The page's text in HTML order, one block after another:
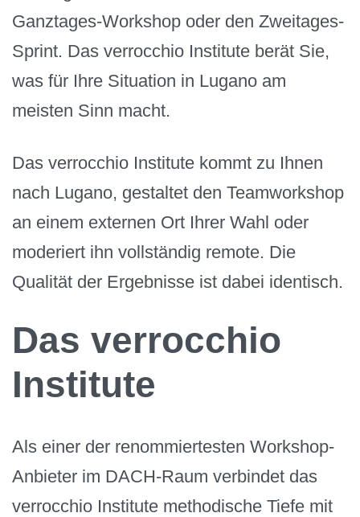
Ganztages-Workshop oder den Zweitages-
Sprint. Das verrocchio Institute berät Sie,
was für Ihre Situation in Lugano am
meisten Sinn macht.
Das verrocchio Institute kommt zu Ihnen
nach Lugano, gestaltet den Teamworkshop
an einem externen Ort Ihrer Wahl oder
moderiert ihn vollständig remote. Die
Qualität der Ergebnisse ist dabei identisch.
Das verrocchio
Institute
Als einer der renommiertesten Workshop-
Anbieter im DACH-Raum verbindet das
verrocchio Institute methodische Tiefe mit